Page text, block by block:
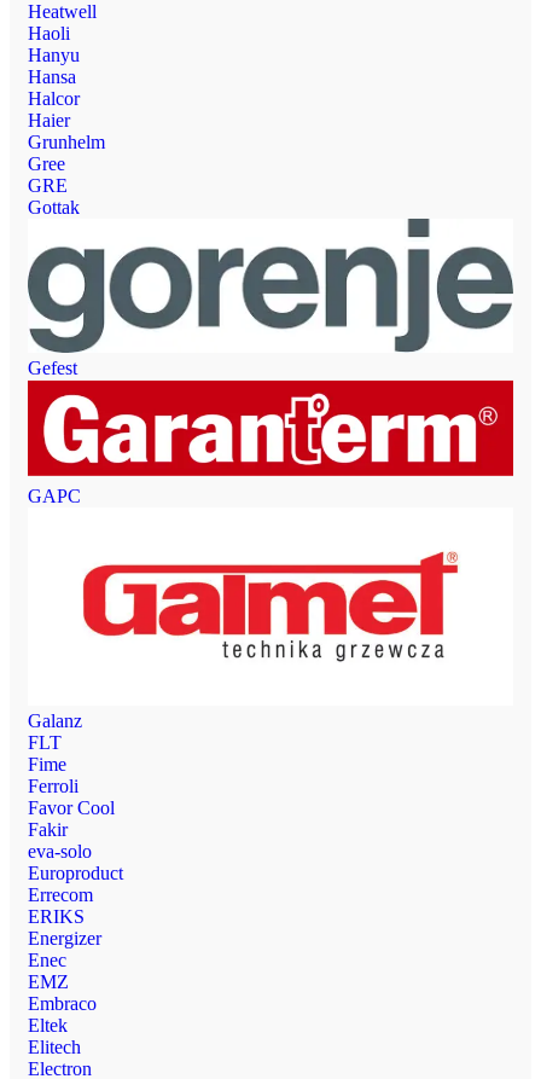
Heatwell
Haoli
Hanyu
Hansa
Halcor
Haier
Grunhelm
Gree
GRE
Gottak
Gefest
GAPC
Galanz
FLT
Fime
Ferroli
Favor Cool
Fakir
eva-solo
Europroduct
Errecom
ERIKS
Energizer
Enec
EMZ
Embraco
Eltek
Elitech
Electron